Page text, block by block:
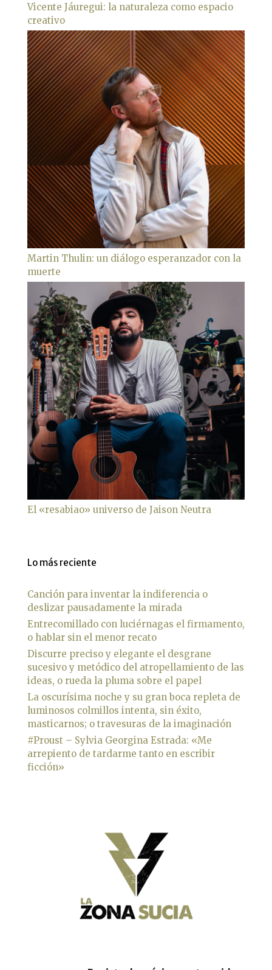
Vicente Jáuregui: la naturaleza como espacio
creativo
Martin Thulin: un diálogo esperanzador con la
muerte
El «resabiao» universo de Jaison Neutra
Lo más reciente
Canción para inventar la indiferencia o
deslizar pausadamente la mirada
Entrecomillado con luciérnagas el firmamento,
o hablar sin el menor recato
Discurre preciso y elegante el desgrane
sucesivo y metódico del atropellamiento de las
ideas, o rueda la pluma sobre el papel
La oscurísima noche y su gran boca repleta de
luminosos colmillos intenta, sin éxito,
masticarnos; o travesuras de la imaginación
#Proust – Sylvia Georgina Estrada: «Me
arrepiento de tardarme tanto en escribir
ficción»